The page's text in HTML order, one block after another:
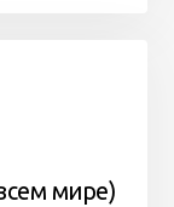
мире)